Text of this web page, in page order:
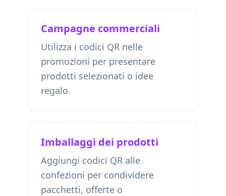
Campagne commerciali
Utilizza i codici QR nelle
promozioni per presentare
prodotti selezionati o idee
regalo.
Imballaggi dei prodotti
Aggiungi codici QR alle
confezioni per condividere
pacchetti, offerte o